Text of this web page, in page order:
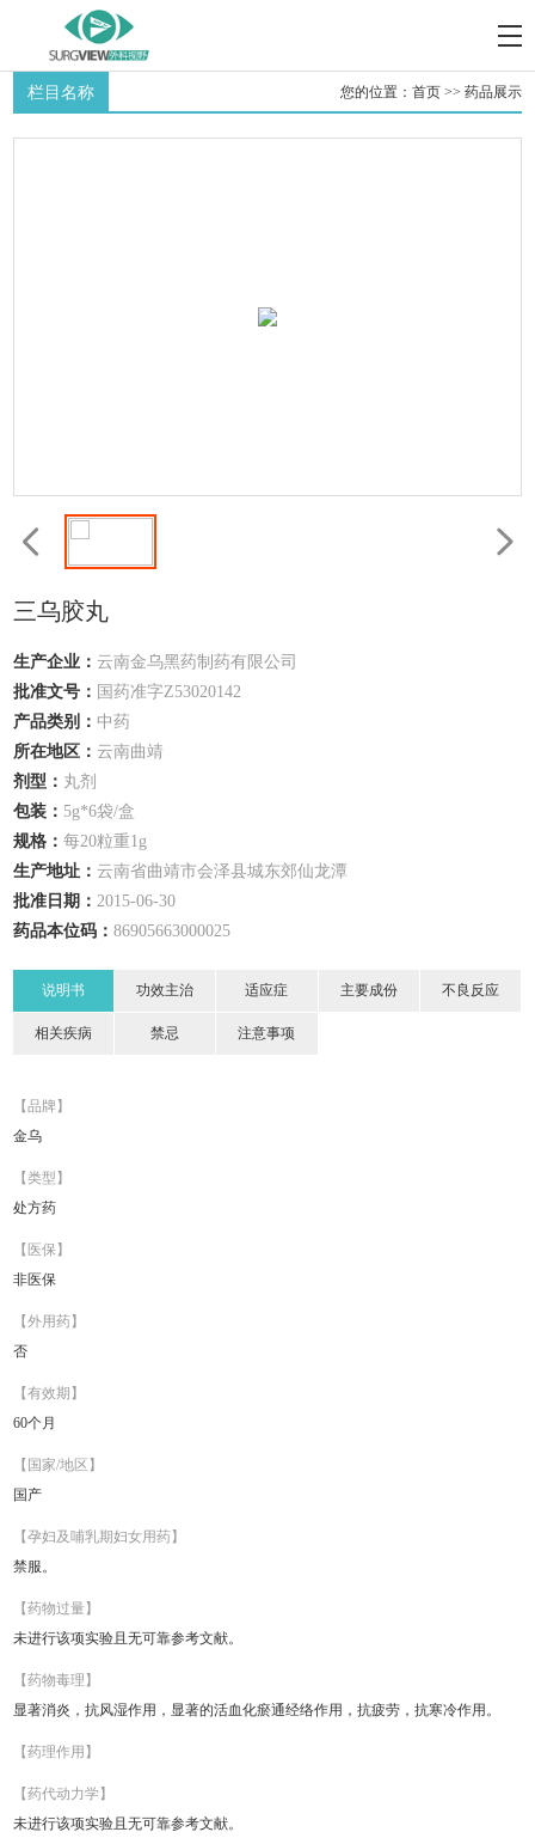
栏目名称 您的位置： 首页>> 药品展示
三乌胶丸
生产企业： 云南金乌黑药制药有限公司
批准文号： 国药准字Z53020142
产品类别： 中药
所在地区： 云南曲靖
剂型： 丸剂
包装： 5g*6袋/盒
规格：每20粒重1g
生产地址： 云南省曲靖市会泽县城东郊仙龙潭
批准日期：2015-06-30
药品本位码：86905663000025
说明书 功效主治 适应症 主要成份 不良反应
相关疾病 禁忌 注意事项
【品牌】
金乌
【类型】
处方药
【医保】
非医保
【外用药】
否
【有效期】
60个月
【国家/地区】
国产
【孕妇及哺乳期妇女用药】
禁服。
【药物过量】
未进行该项实验且无可靠参考文献。
【药物毒理】
显著消炎，抗风湿作用，显著的活血化瘀通经络作用，抗疲劳，抗寒冷作用。
【药理作用】
【药代动力学】
未进行该项实验且无可靠参考文献。